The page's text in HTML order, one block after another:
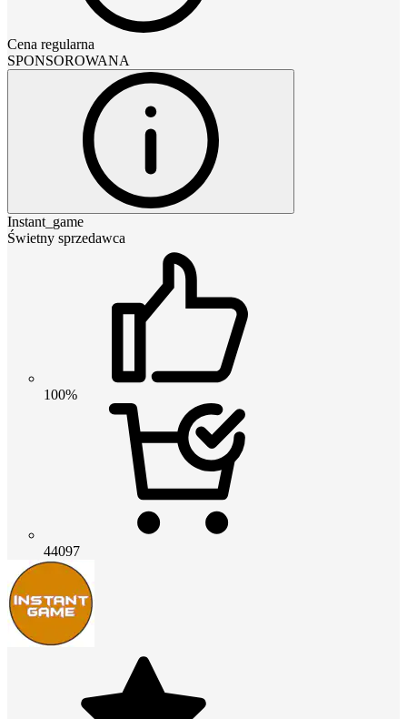
Cena regularna
SPONSOROWANA
Instant_game
Świetny sprzedawca
100%
44097